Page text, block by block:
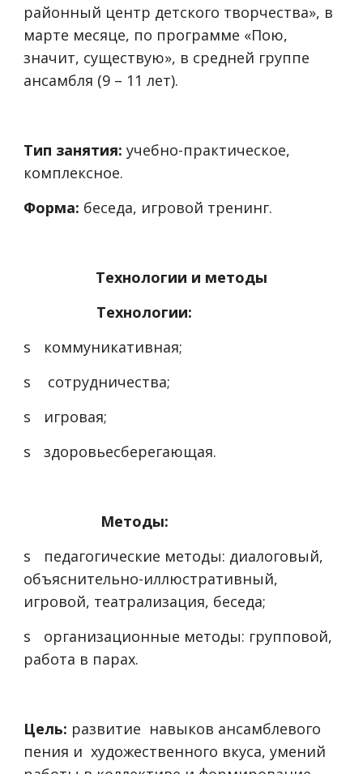
районный центр детского творчества», в
марте месяце, по программе «Пою,
значит, существую», в средней группе
ансамбля (9 – 11 лет).
Тип занятия: учебно-практическое,
комплексное.
Форма: беседа, игровой тренинг.
Технологии и методы
Технологии:
s
коммуникативная;
s
сотрудничества;
s
игровая;
s
здоровьесберегающая.
Методы:
s
педагогические методы: диалоговый,
объяснительно-иллюстративный,
игровой, театрализация, беседа;
s
организационные методы: групповой,
работа в парах.
Цель: развитие навыков ансамблевого
пения и художественного вкуса, умений